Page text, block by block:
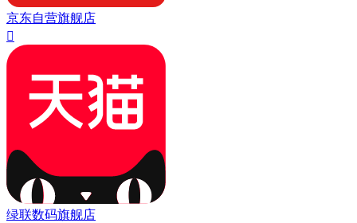
京东自营旗舰店

绿联数码旗舰店